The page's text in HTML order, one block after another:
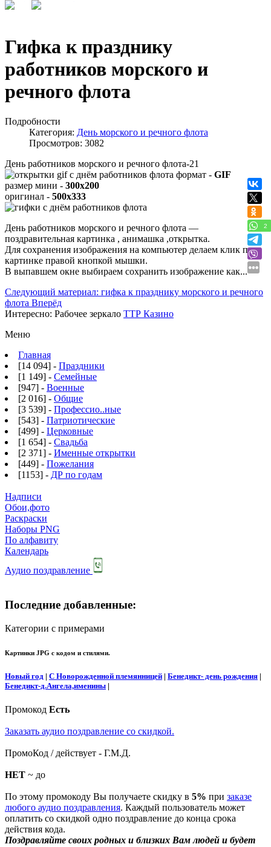
Гифка к празднику
работников морского и
речного флота
Подробности
Категория: День морского и речного флота
Просмотров: 3082
День работников морского и речного флота-21
формат - GIF
размер мини - 300x200
оригинал - 500x333
День работников морского и речного флота —
поздравительная картинка , анимашка ,открытка.
Для сохранения изображения на компьютер делаем клик по
картинке правой кнопкой мышки.
В выпавшем окне выбираем сохранить изображение как...
Следующий материал: гифка к празднику морского и речного
флота Вперёд
Интересно: Рабочее зеркало ТТР Казино
Меню
Главная
[14 094] - Праздники
[1 149] - Семейные
[947] - Военные
[2 016] - Общие
[3 539] - Профессио..ные
[543] - Патриотические
[499] - Церковные
[1 654] - Свадьба
[2 371] - Именные открытки
[449] - Пожелания
[1153] - ДР по годам
Надписи
Обои,фото
Раскраски
Наборы PNG
По алфавиту
Календарь
Аудио поздравление
Последние добавленные:
Категории с примерами
Картинки JPG с кодом и стилями.
Новый год | С Новорожденной племянницей | Бенедикт- день рождения |
Бенедикт-д.Ангела,именины |
Промокод Есть
Заказать аудио поздравление со скидкой.
ПромоКод / действует - Г.М.Д.
НЕТ ~ до
По этому промокоду Вы получаете скидку в 5% при заказе
любого аудио поздравления. Каждый пользователь может
оплатить со скидкой одно поздравление до конца срока
действия кода.
Поздравляйте своих родных и близких Вам людей и будет
2